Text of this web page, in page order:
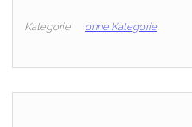
Kategorie ohne Kategorie